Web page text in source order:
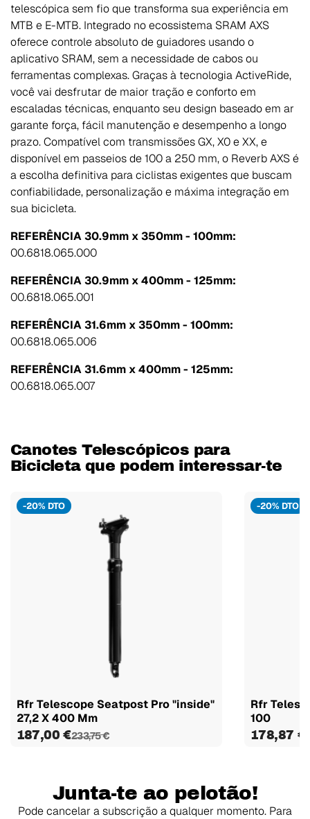
telescópica sem fio que transforma sua experiência em
MTB e E-MTB. Integrado no ecossistema SRAM AXS
oferece controle absoluto de guiadores usando o
aplicativo SRAM, sem a necessidade de cabos ou
ferramentas complexas. Graças à tecnologia ActiveRide,
você vai desfrutar de maior tração e conforto em
escaladas técnicas, enquanto seu design baseado em ar
garante força, fácil manutenção e desempenho a longo
prazo. Compatível com transmissões GX, X0 e XX, e
disponível em passeios de 100 a 250 mm, o Reverb AXS é
a escolha definitiva para ciclistas exigentes que buscam
confiabilidade, personalização e máxima integração em
sua bicicleta.
REFERÊNCIA 30.9mm x 350mm - 100mm:
00.6818.065.000
REFERÊNCIA 30.9mm x 400mm - 125mm:
00.6818.065.001
REFERÊNCIA 31.6mm x 350mm - 100mm:
00.6818.065.006
REFERÊNCIA 31.6mm x 400mm - 125mm:
00.6818.065.007
Canotes Telescópicos para
Bicicleta que podem interessar-te
-20% DTO
Rfr Telescope Seatpost Pro "inside"
27,2 X 400 Mm
187,00 €233,75 €
-20% DTO
Rfr
100
178,87 €
Junta-te ao pelotão!
Pode cancelar a subscrição a qualquer momento. Para